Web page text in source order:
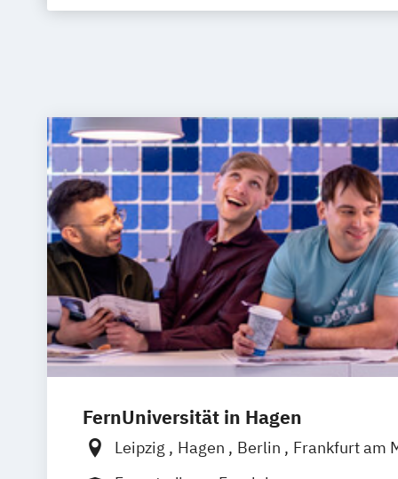
FernUniversität in Hagen
Leipzig Hagen Berlin Frankfurt am
Coesfeld
Hannover